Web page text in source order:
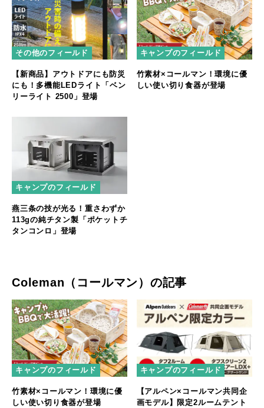
その他のフィールド
【新商品】アウトドアにも防災
にも！多機能LEDライト「ベン
リーライト 2500」登場
キャンプのフィールド
竹素材×コールマン！環境に優
しい使い切り食器が登場
キャンプのフィールド
燕三条の技が光る！重さわずか
113gの純チタン製「ポケットチ
タンコンロ」登場
Coleman（コールマン）の記事
キャンプのフィールド
竹素材×コールマン！環境に優
しい使い切り食器が登場
キャンプのフィールド
【アルペン×コールマン共同企
画モデル】限定2ルームテント